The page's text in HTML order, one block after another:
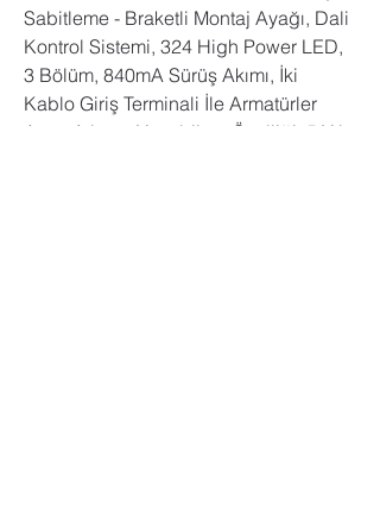
Sabitleme - Braketli Montaj Ayağı, Dali
Kontrol Sistemi, 324 High Power LED,
3 Bölüm, 840mA Sürüş Akımı, İki
Kablo Giriş Terminali İle Armatürler
Arası Atlama Yapabilme Özelliği. 5 Yıl